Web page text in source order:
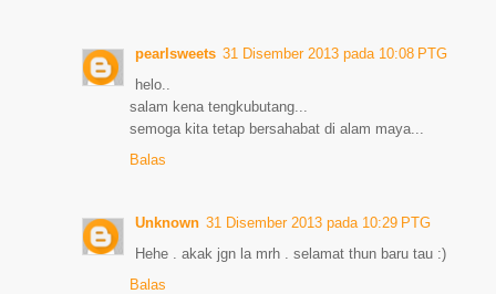
pearlsweets 31 Disember 2013 pada 10:08 PTG
helo..
salam kena tengkubutang...
semoga kita tetap bersahabat di alam maya...
Balas
Unknown 31 Disember 2013 pada 10:29 PTG
Hehe . akak jgn la mrh . selamat thun baru tau :)
Balas